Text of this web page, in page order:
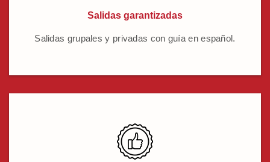
Salidas garantizadas
Salidas grupales y privadas con guía en español.